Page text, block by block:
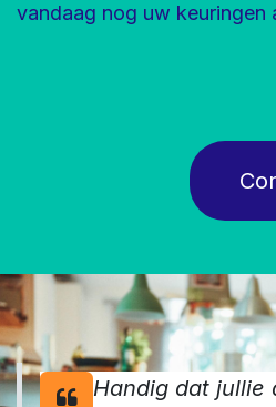
vandaag nog uw keuringen
Handig dat jullie